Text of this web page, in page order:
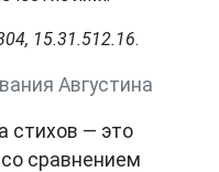
15.31.512.16.
Августина
стихов — это
сравнением